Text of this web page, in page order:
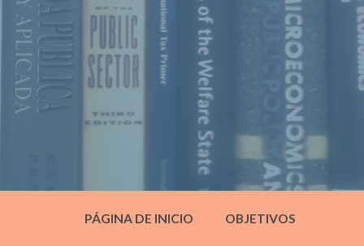
PÁGINA DE INICIO OBJETIVOS